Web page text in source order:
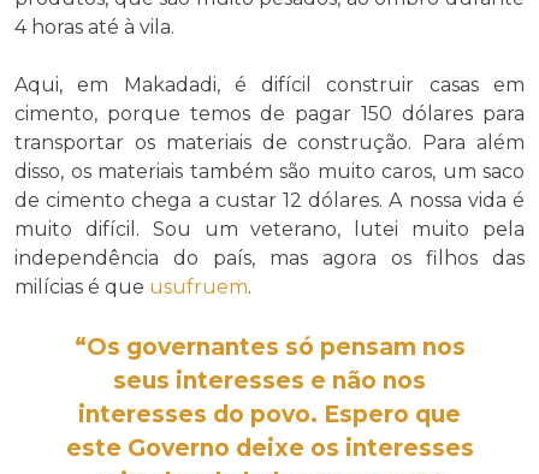
4 horas até à vila.
Aqui, em Makadadi, é difícil construir casas em
cimento, porque temos de pagar 150 dólares para
transportar os materiais de construção. Para além
disso, os materiais também são muito caros, um saco
de cimento chega a custar 12 dólares. A nossa vida é
muito difícil. Sou um veterano, lutei muito pela
independência do país, mas agora os filhos das
milícias é que usufruem.
“Os governantes só pensam nos
seus interesses e não nos
interesses do povo. Espero que
este Governo deixe os interesses